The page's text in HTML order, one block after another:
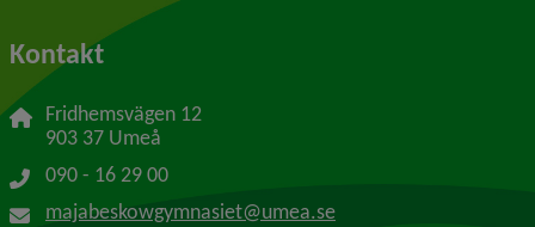
Kontakt
Fridhemsvägen 12
903 37 Umeå
090 - 16 29 00
majabeskowgymnasiet@umea.se